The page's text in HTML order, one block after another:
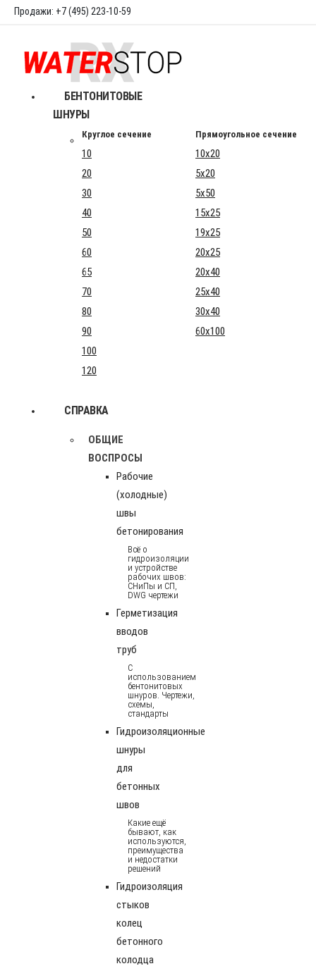
Продажи: +7 (495) 223-10-59
БЕНТОНИТОВЫЕ
ШНУРЫ
Круглое сечение Прямоугольное сечение
10
10x20
20
5x20
30
5x50
40
15x25
50
19x25
60
20x25
65
20x40
70
25x40
80
30x40
90
60x100
100
120
СПРАВКА
ОБЩИЕ
ВОСПРОСЫ
Рабочие
(холодные)
швы
бетонирования
Всё о
гидроизоляции
и устройстве
рабочих швов:
СНиПы и СП,
DWG чертежи
Герметизация
вводов
труб
С
использованием
бентонитовых
шнуров. Чертежи,
схемы,
стандарты
Гидроизоляционные
шнуры
для
бетонных
швов
Какие ещё
бывают, как
используются,
преимущества
и недостатки
решений
Гидроизоляция
стыков
колец
бетонного
колодца